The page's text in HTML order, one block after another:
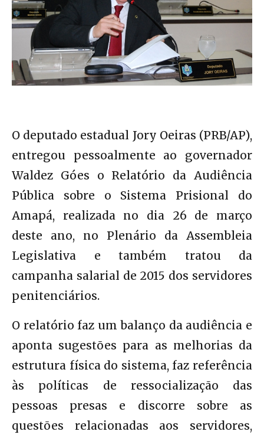
O deputado estadual Jory Oeiras (PRB/AP),
entregou pessoalmente ao governador
Waldez Góes o Relatório da Audiência
Pública sobre o Sistema Prisional do
Amapá, realizada no dia 26 de março
deste ano, no Plenário da Assembleia
Legislativa e também tratou da
campanha salarial de 2015 dos servidores
penitenciários.
O relatório faz um balanço da audiência e
aponta sugestões para as melhorias da
estrutura física do sistema, faz referência
às políticas de ressocialização das
pessoas presas e discorre sobre as
questões relacionadas aos servidores,